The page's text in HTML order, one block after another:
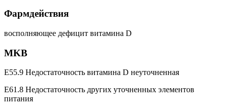
Фармдействия
восполняющее дефицит витамина D
MKB
E55.9 Недостаточность витамина D неуточненная
E61.8 Недостаточность других уточненных элементов
питания